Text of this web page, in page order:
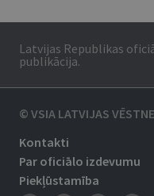
Latvijas Republikas
publikācija.
© VSIA LATVIJAS
Kontakti
Par oficiālo izdevumu
Piekļūstamība